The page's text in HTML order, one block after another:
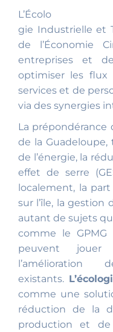
L’Écolo
gie Industrielle et
de l’Économie
entreprises et
optimiser les flux
services et de
via des synergies
La prépondérance
de la
de l’énergie, la
effet de serre
localement, la
sur l’île, la gestion
autant de sujets
comme le GPMG
peuvent jouer
l’amélioration
existants.
comme une
réduction de la
production et